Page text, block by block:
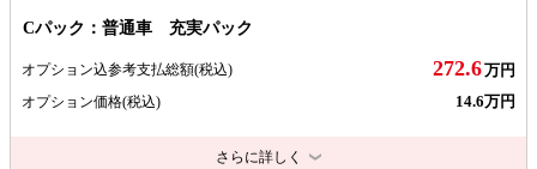
Cパック：普通車 充実パック
オプション込参考支払総額(税込) 272.6万円
オプション価格(税込) 14.6万円
さらに詳しく